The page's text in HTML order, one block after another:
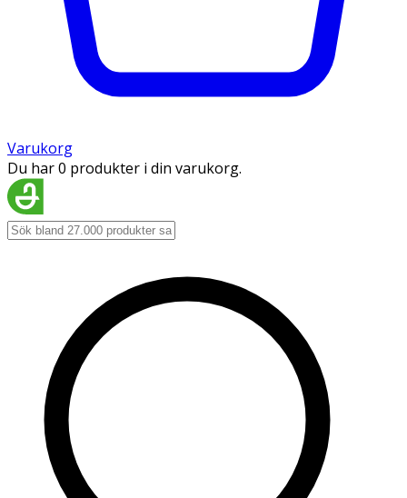
Varukorg
Du har 0 produkter i din varukorg.